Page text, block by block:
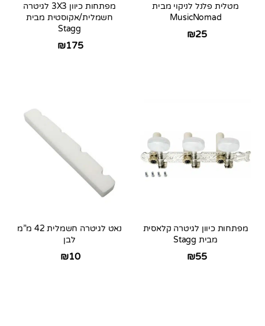
מטלית פלנל לניקוי מבית
MusicNomad
₪25
מפתחות כיוון 3X3 לגיטרה
חשמלית/אקוסטית מבית
Stagg
₪175
מפתחות כיוון לגיטרה קלאסית
מבית Stagg
₪55
נאט לגיטרה חשמלית 42 מ”מ
לבן
₪10